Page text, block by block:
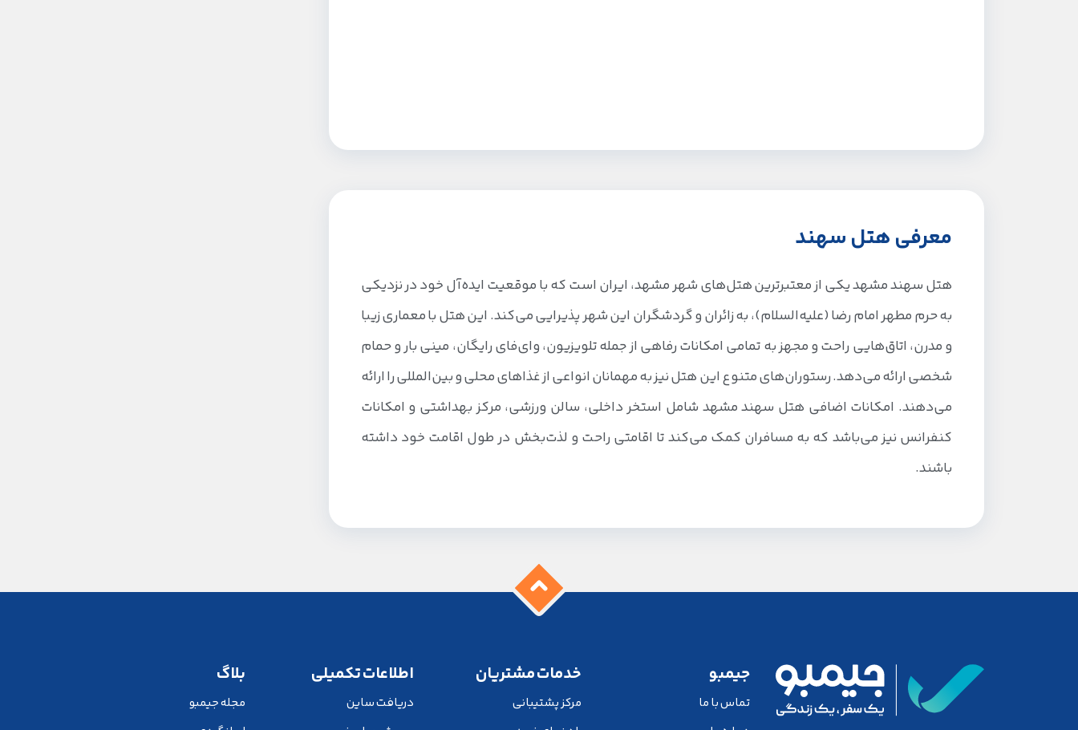
معرفی هتل سهند
هتل سهند مشهد یکی از معتبرترین هتل‌های شهر مشهد، ایران است که با موقعیت ایده‌آل خود در نزدیکی
به حرم مطهر امام رضا (علیه‌السلام)، به زائران و گردشگران این شهر پذیرایی می‌کند. این هتل با معماری زیبا
و مدرن، اتاق‌هایی راحت و مجهز به تمامی امکانات رفاهی از جمله تلویزیون، وای‌فای رایگان، مینی بار و حمام
شخصی ارائه می‌دهد. رستوران‌های متنوع این هتل نیز به مهمانان انواعی از غذاهای محلی و بین‌المللی را ارائه
می‌دهند. امکانات اضافی هتل سهند مشهد شامل استخر داخلی، سالن ورزشی، مرکز بهداشتی و امکانات
کنفرانس نیز می‌باشد که به مسافران کمک می‌کند تا اقامتی راحت و لذت‌بخش در طول اقامت خود داشته
باشند.
جیمبو
تماس با ما
خدمات مشتریان
مرکز پشتیبانی
اطلاعات تکمیلی
دریافت ساین
بلاگ
مجله جیمبو